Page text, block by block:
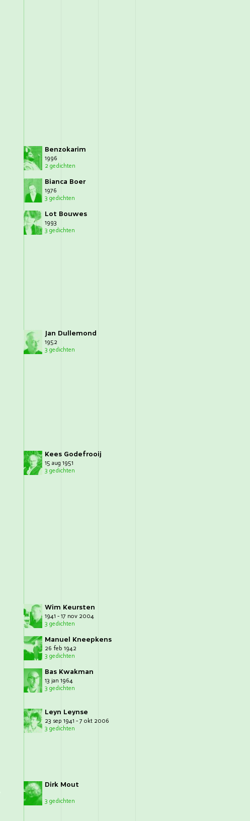
Benzokarim
1996
2 gedichten
Bianca Boer
1976
3 gedichten
Lot Bouwes
1993
3 gedichten
Jan Dullemond
1952
3 gedichten
Kees Godefrooij
15 aug 1951
3 gedichten
Wim Keursten
1941 - 17 nov 2004
3 gedichten
Manuel Kneepkens
26 feb 1942
3 gedichten
Bas Kwakman
13 jan 1964
3 gedichten
Leyn Leynse
23 sep 1941 - 7 okt 2006
3 gedichten
Dirk Mout
3 gedichten